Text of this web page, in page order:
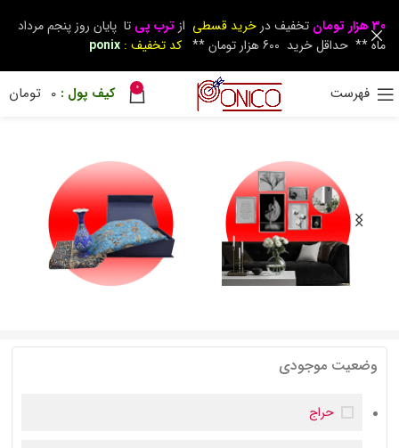
فهرست 0
0 تومان
وضعیت موجودی
حراج
30 هزار تومان تخفیف در خرید قسطی از ترب پی تا پایان روز پنجم مرداد
ماه ** حداقل خرید 600 هزار تومان **
کد تخفیف : ponix